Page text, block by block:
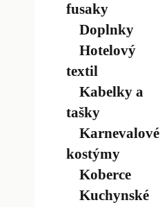
fusaky
Doplnky
Hotelový
textil
Kabelky a
tašky
Karnevalové
kostýmy
Koberce
Kuchynské